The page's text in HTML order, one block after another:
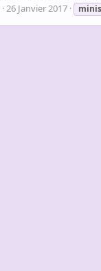
26 Janvier 2017